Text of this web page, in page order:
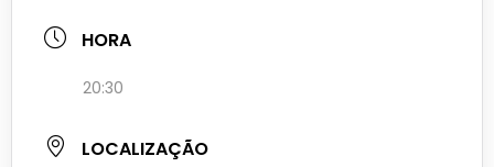
HORA
20:30
LOCALIZAÇÃO